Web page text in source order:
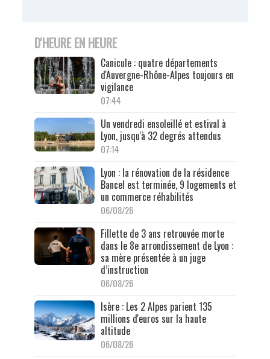
D'HEURE EN HEURE
Canicule : quatre départements
d'Auvergne-Rhône-Alpes toujours en
vigilance
07:44
Un vendredi ensoleillé et estival à
Lyon, jusqu'à 32 degrés attendus
07:14
Lyon : la rénovation de la résidence
Bancel est terminée, 9 logements et
un commerce réhabilités
06/08/26
Fillette de 3 ans retrouvée morte
dans le 8e arrondissement de Lyon :
sa mère présentée à un juge
d’instruction
06/08/26
Isère : Les 2 Alpes parient 135
millions d'euros sur la haute
altitude
06/08/26